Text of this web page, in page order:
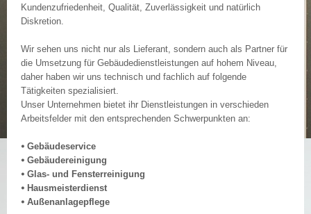
Kundenzufriedenheit, Qualität, Zuverlässigkeit und natürlich
Diskretion.
Wir sehen uns nicht nur als Lieferant, sondern auch als Partner für
die Umsetzung für Gebäudedienstleistungen auf hohem Niveau,
daher haben wir uns technisch und fachlich auf folgende
Tätigkeiten spezialisiert.
Unser Unternehmen bietet ihr Dienstleistungen in verschieden
Arbeitsfelder mit den entsprechenden Schwerpunkten an:
⦁ Gebäudeservice
⦁ Gebäudereinigung
⦁ Glas- und Fensterreinigung
⦁ Hausmeisterdienst
⦁ Außenanlagepflege